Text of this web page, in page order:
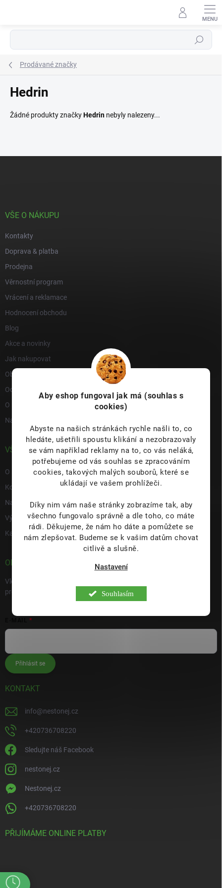
Aby eshop fungoval jak má (souhlas s
cookies)
Abyste na našich stránkách rychle našli to, co
hledáte, ušetřili spoustu klikání a nezobrazovaly
se vám například reklamy na to, co vás neláká,
potřebujeme od vás souhlas se zpracováním
cookies, takových malých souborů, které se
ukládají ve vašem prohlížeči.
Díky nim vám naše stránky zobrazíme tak, aby
všechno fungovalo správně a dle toho, co máte
rádi. Děkujeme, že nám ho dáte a pomůžete se
nám zlepšovat. Budeme se k vašim datům chovat
citlivě a slušně.
Nastavení
Souhlasím
Hledat
Prodávané značky
Hedrin
Žádné produkty značkyHedrin nebyly nalezeny...
VŠE O NÁKUPU
Kontakty
Doprava & platba
Prodejna
Věrnostní program
Vrácení a reklamace
Hodnocení obchodu
Blog
Akce a novinky
Jak nakupovat
Obchodní podmínky
Ochrana osobních údajů
O nás
Napište nám
VŠE O NÁS
O nás
Kontakty
Napište nám
Výdejní místo s prodejnou Hulín
Kariéra
ODEBÍRAT NEWSLETTER
Vložte svůj e-mail a my vám budeme zasílat informace o nových
produktech na našem e-shopu.
Přihlásit se
KONTAKT
info@nestonej.cz
+420736708220
Sledujte náš Facebook
nestonej.cz
Nestonej.cz
+420736708220
PŘIJÍMÁME ONLINE PLATBY